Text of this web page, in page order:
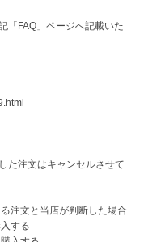
「FAQ」ページへ記載いた
た注文はキャンセルさせて
注文と当店が判断した場合
する